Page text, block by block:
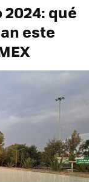
2024: qué
este